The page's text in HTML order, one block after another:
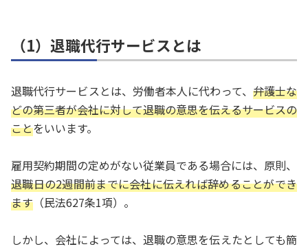
（1）退職代行サービスとは
退職代行サービスとは、労働者本人に代わって、 弁護士な
どの第三者が会社に対して退職の意思を伝えるサービスの
ことをいいます。
雇用契約期間の定めがない従業員である場合には、原則、
退職日の2週間前までに会社に伝えれば辞めることができ
ます （民法627条1項）。
しかし、会社によっては、退職の意思を伝えたとしても簡